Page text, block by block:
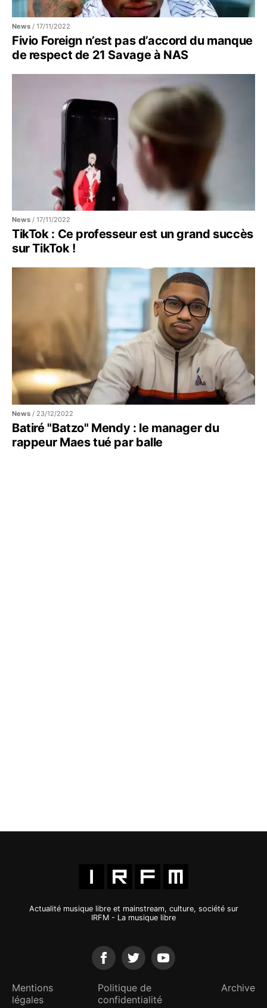
News / 17/11/2022
Fivio Foreign n’est pas d’accord du manque
de respect de 21 Savage à NAS
News / 17/11/2022
TikTok : Ce professeur est un grand succès
sur TikTok !
News / 23/12/2022
Batiré "Batzo" Mendy : le manager du
rappeur Maes tué par balle
Actualité musique libre et mainstream, culture, société sur
IRFM - La musique libre
Mentions
légales
Politique de
confidentialité
Archive